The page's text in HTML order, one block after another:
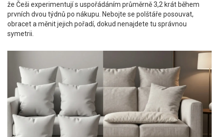
že Češi experimentují s uspořádáním průměrně 3,2 krát během
prvních dvou týdnů po nákupu. Nebojte se polštáře posouvat,
obracet a měnit jejich pořadí, dokud nenajdete tu správnou
symetrii.